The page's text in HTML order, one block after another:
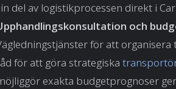
del av logistikprocessen direkt i
och
för att
för att göra strategiska
exakta budgetprognoser